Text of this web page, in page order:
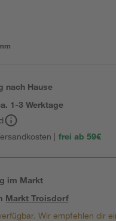
nach Hause
1-3 Werktage
| frei ab 59€
im Markt
MarktTroisdorf
Wir empfehlen dir